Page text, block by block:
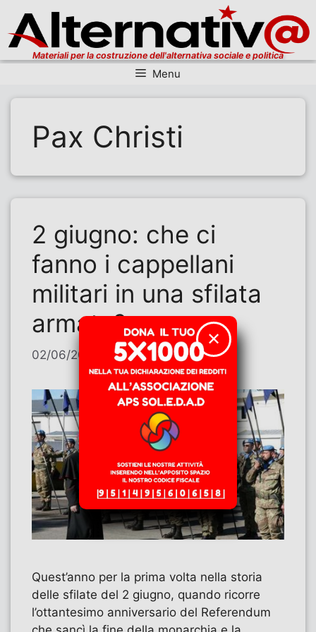
Materiali per la costruzione dell'alternativa sociale e politica
Menu
Pax Christi
2 giugno: che ci
fanno i cappellani
militari in una sfilata
armata?
02/06/2026 diLoredana Fraleone
Quest’anno per la prima volta nella storia
delle sfilate del 2 giugno, quando ricorre
l’ottantesimo anniversario del Referendum
✕